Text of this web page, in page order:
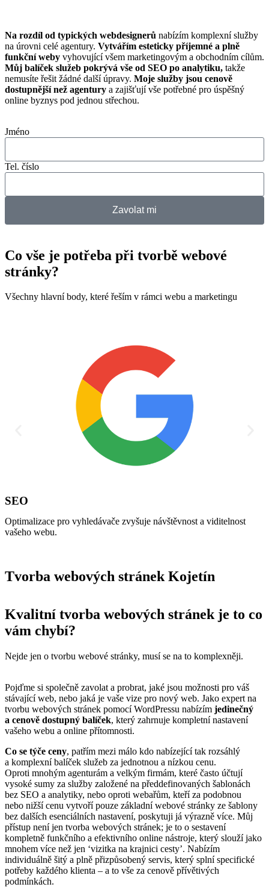
Na rozdíl od typických webdesignerů nabízím komplexní služby
na úrovni celé agentury. Vytvářím esteticky příjemné a plně
funkční weby vyhovující všem marketingovým a obchodním cílům.
Můj balíček služeb pokrývá vše od SEO po analytiku, takže
nemusíte řešit žádné další úpravy. Moje služby jsou cenově
dostupnější než agentury a zajišťují vše potřebné pro úspěšný
online byznys pod jednou střechou.
Jméno
Tel. číslo
Zavolat mi
Co vše je potřeba při tvorbě webové
stránky?
Všechny hlavní body, které řeším v rámci webu a marketingu
SEO
Optimalizace pro vyhledávače zvyšuje návštěvnost a viditelnost
vašeho webu.
Tvorba webových stránek Kojetín
Kvalitní tvorba webových stránek je to co
vám chybí?
Nejde jen o tvorbu webové stránky, musí se na to komplexněji.
Pojďme si společně zavolat a probrat, jaké jsou možnosti pro váš
stávající web, nebo jaká je vaše vize pro nový web. Jako expert na
tvorbu webových stránek pomocí WordPressu nabízím jedinečný
a cenově dostupný balíček, který zahrnuje kompletní nastavení
vašeho webu a online přítomnosti.
Co se týče ceny, patřím mezi málo kdo nabízející tak rozsáhlý
a komplexní balíček služeb za jednotnou a nízkou cenu.
Oproti mnohým agenturám a velkým firmám, které často účtují
vysoké sumy za služby založené na předdefinovaných šablonách
bez SEO a analytiky, nebo oproti webařům, kteří za podobnou
nebo nižší cenu vytvoří pouze základní webové stránky ze šablony
bez dalších esenciálních nastavení, poskytuji já výrazně více. Můj
přístup není jen tvorba webových stránek; je to o sestavení
kompletně funkčního a efektivního online nástroje, který slouží jako
mnohem více než jen ‘vizitka na krajnici cesty’. Nabízím
individuálně šitý a plně přizpůsobený servis, který splní specifické
potřeby každého klienta – a to vše za cenově přívětivých
podmínkách.